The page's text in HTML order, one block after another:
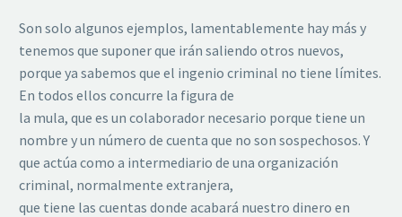
Son solo algunos ejemplos, lamentablemente hay más y
tenemos que suponer que irán saliendo otros nuevos,
porque ya sabemos que el ingenio criminal no tiene límites.
En todos ellos concurre la figura de
la mula, que es un colaborador necesario porque tiene un
nombre y un número de cuenta que no son sospechosos. Y
que actúa como a intermediario de una organización
criminal, normalmente extranjera,
que tiene las cuentas donde acabará nuestro dinero en